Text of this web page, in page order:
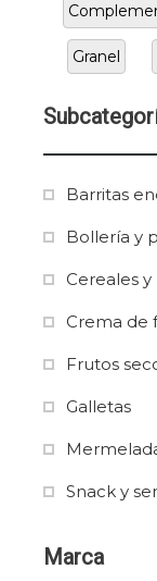
Granel
Barritas
Bollería y
Cereales y
Crema de
Frutos
Galletas
Snack y
Marca